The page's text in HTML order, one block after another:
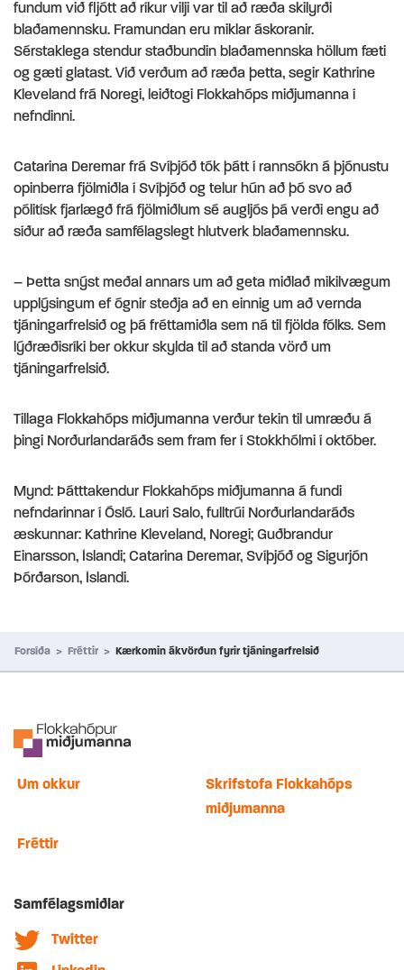
fundum við fljótt að ríkur vilji var til að ræða skilyrði
blaðamennsku. Framundan eru miklar áskoranir.
Sérstaklega stendur staðbundin blaðamennska höllum fæti
og gæti glatast. Við verðum að ræða þetta, segir Kathrine
Kleveland frá Noregi, leiðtogi Flokkahóps miðjumanna í
nefndinni.
Catarina Deremar frá Svíþjóð tók þátt í rannsókn á þjónustu
opinberra fjölmiðla í Svíþjóð og telur hún að þó svo að
pólitísk fjarlægð frá fjölmiðlum sé augljós þá verði engu að
síður að ræða samfélagslegt hlutverk blaðamennsku.
– Þetta snýst meðal annars um að geta miðlað mikilvægum
upplýsingum ef ógnir steðja að en einnig um að vernda
tjáningarfrelsið og þá fréttamiðla sem ná til fjölda fólks. Sem
lýðræðisríki ber okkur skylda til að standa vörð um
tjáningarfrelsið.
Tillaga Flokkahóps miðjumanna verður tekin til umræðu á
þingi Norðurlandaráðs sem fram fer í Stokkhólmi í október.
Mynd: Þátttakendur Flokkahóps miðjumanna á fundi
nefndarinnar í Ósló. Lauri Salo, fulltrúi Norðurlandaráðs
æskunnar: Kathrine Kleveland, Noregi; Guðbrandur
Einarsson, Íslandi; Catarina Deremar, Svíþjóð og Sigurjón
Þórðarson, Íslandi.
Forsíða > Fréttir > Kærkomin ákvörðun fyrir tjáningarfrelsið
Um okkur
Skrifstofa Flokkahóps
miðjumanna
Fréttir
Samfélagsmiðlar
Twitter